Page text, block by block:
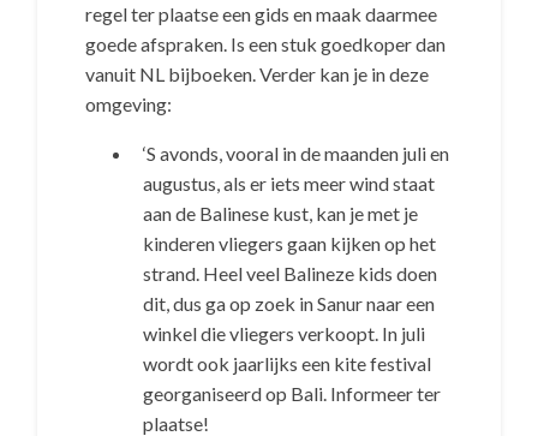
regel ter plaatse een gids en maak daarmee
goede afspraken. Is een stuk goedkoper dan
vanuit NL bijboeken. Verder kan je in deze
omgeving:
‘S avonds, vooral in de maanden juli en
augustus, als er iets meer wind staat
aan de Balinese kust, kan je met je
kinderen vliegers gaan kijken op het
strand. Heel veel Balineze kids doen
dit, dus ga op zoek in Sanur naar een
winkel die vliegers verkoopt. In juli
wordt ook jaarlijks een kite festival
georganiseerd op Bali. Informeer ter
plaatse!